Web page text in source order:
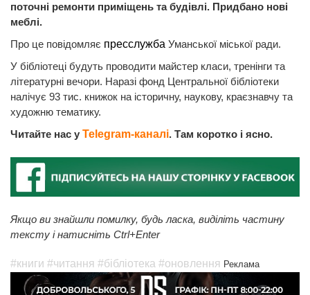
поточні ремонти приміщень та будівлі. Придбано нові
меблі.
Про це повідомляє пресслужба Уманської міської ради.
У бібліотеці будуть проводити майстер класи, тренінги та
літературні вечори. Наразі фонд Центральної бібліотеки
налічує 93 тис. книжок на історичну, наукову, краєзнавчу та
художню тематику.
Читайте нас у Telegram-каналі. Там коротко і ясно.
Якщо ви знайшли помилку, будь ласка, виділіть частину
тексту і натисніть Ctrl+Enter
#книги #читання #бібліотека #оновлення Реклама